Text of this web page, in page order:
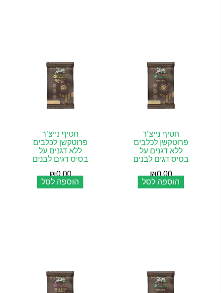
חטיף נייצ’ר
פרוטקשן לכלבים
ללא דגנים על
בסיס דגים לבנים
₪0.00
הוספה לסל
חטיף נייצ’ר
פרוטקשן לכלבים
ללא דגנים על
בסיס דגים לבנים
₪0.00
הוספה לסל